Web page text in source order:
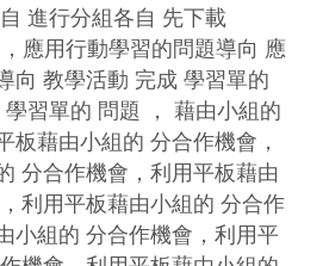
進行分組各自 先下載
應用行動學習的問題導向 應
向 教學活動 完成 學習單的
習單的 問題 ， 藉由小組的
板藉由小組的 分合作機會，
分合作機會，利用平板藉由
利用平板藉由小組的 分合作
小組的 分合作機會，利用平